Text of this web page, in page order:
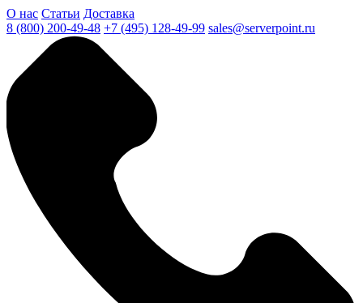
О нас Статьи Доставка
8 (800) 200-49-48 +7 (495) 128-49-99 sales@serverpoint.ru